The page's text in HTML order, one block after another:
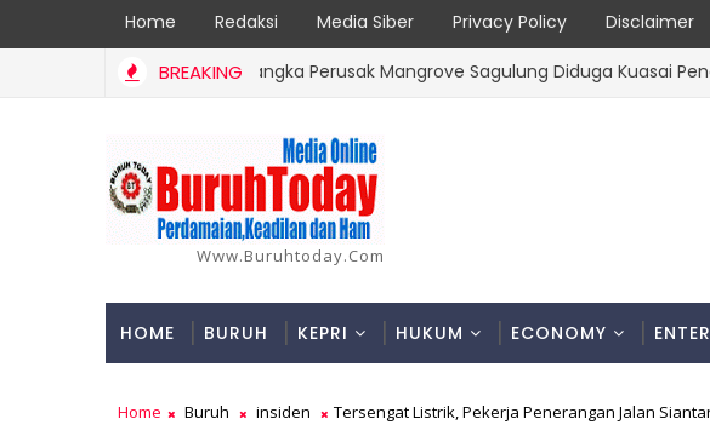
Home Redaksi Media Siber Privacy Policy Disclaimer
BREAKING
Pengusaha Tersangka Perusak Mangrove Sagulung Diduga Kuasai
Www.buruhtoday.com
HOME BURUH KEPRI HUKUM ECONOMY
Home Buruh insiden Tersengat Listrik, Pekerja Penerangan Jalan